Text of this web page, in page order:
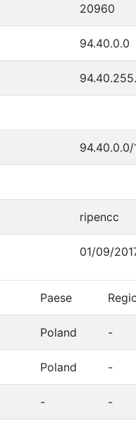
20960
94.40.0.0
94.40.0.0/
ripencc
01/09/
Paese
Poland -
Poland -
- -